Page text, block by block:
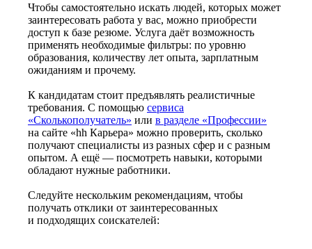
Чтобы самостоятельно искать людей, которых может
заинтересовать работа у вас, можно приобрести
доступ к базе резюме. Услуга даёт возможность
применять необходимые фильтры: по уровню
образования, количеству лет опыта, зарплатным
ожиданиям и прочему.
К кандидатам стоит предъявлять реалистичные
требования. С помощью сервиса
«Сколькополучатель» или в разделе «Профессии»
на сайте «hh Карьера» можно проверить, сколько
получают специалисты из разных сфер и с разным
опытом. А ещё — посмотреть навыки, которыми
обладают нужные работники.
Следуйте нескольким рекомендациям, чтобы
получать отклики от заинтересованных
и подходящих соискателей: